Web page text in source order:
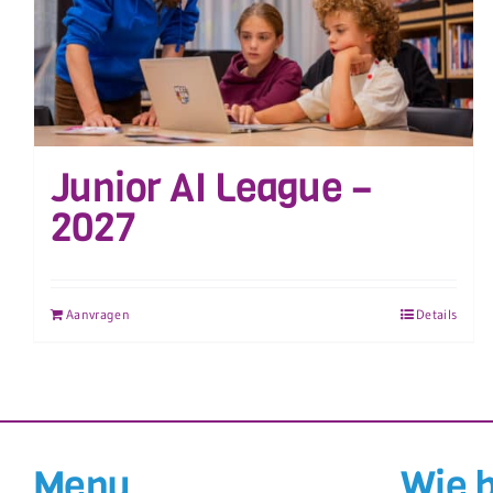
Junior AI League –
2027
Aanvragen Details